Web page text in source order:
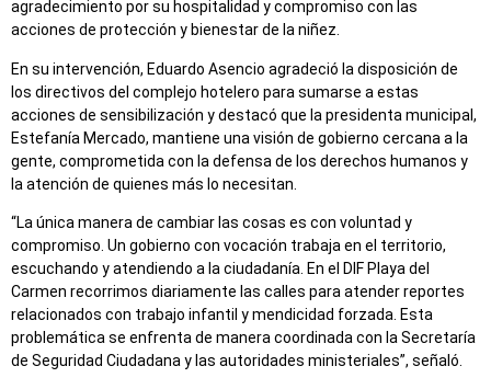
agradecimiento por su hospitalidad y compromiso con las
acciones de protección y bienestar de la niñez.
En su intervención, Eduardo Asencio agradeció la disposición de
los directivos del complejo hotelero para sumarse a estas
acciones de sensibilización y destacó que la presidenta municipal,
Estefanía Mercado, mantiene una visión de gobierno cercana a la
gente, comprometida con la defensa de los derechos humanos y
la atención de quienes más lo necesitan.
“La única manera de cambiar las cosas es con voluntad y
compromiso. Un gobierno con vocación trabaja en el territorio,
escuchando y atendiendo a la ciudadanía. En el DIF Playa del
Carmen recorrimos diariamente las calles para atender reportes
relacionados con trabajo infantil y mendicidad forzada. Esta
problemática se enfrenta de manera coordinada con la Secretaría
de Seguridad Ciudadana y las autoridades ministeriales”, señaló.